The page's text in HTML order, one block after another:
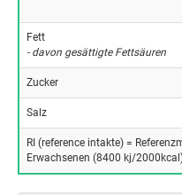
Fett
- davon gesättigte Fettsäuren
Zucker
Salz
RI (reference intakte) =
Erwachsenen (8400 kj/